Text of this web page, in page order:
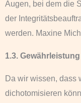
Augen, bei dem die
der
werden. Maxine
1.3.
Da wir wissen, dass
dichotomisieren